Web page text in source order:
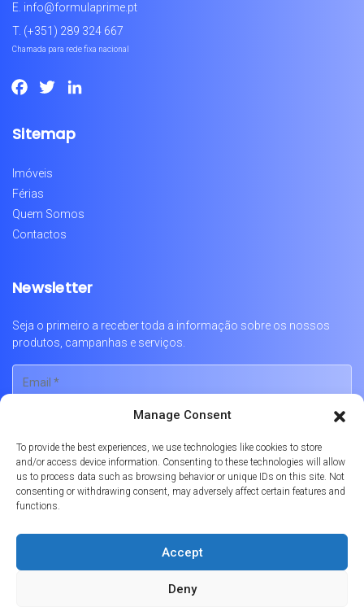
Manage Consent
To provide the best experiences, we use technologies like cookies to store
and/or access device information. Consenting to these technologies will allow
us to process data such as browsing behavior or unique IDs on this site. Not
consenting or withdrawing consent, may adversely affect certain features and
functions.
Accept
Deny
E. info@formulaprime.pt
T. (+351) 289 324 667
Chamada para rede fixa nacional
Facebook
Twitter
Sitemap
Imóveis
Férias
Quem Somos
Contactos
Newsletter
Seja o primeiro a receber toda a informação sobre os nossos
produtos, campanhas e serviços.
Português
Política de Privacidade Política de Cookies Livro de Reclamações Online